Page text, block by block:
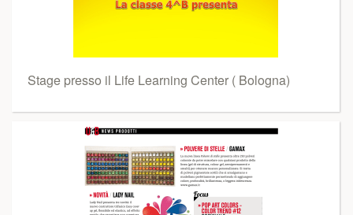
Stage presso il Life Learning Center ( Bologna)